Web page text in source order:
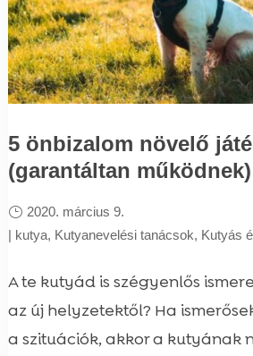
5 önbizalom növelő
(garantáltan működnek)
2020. március 9.
| kutya, Kutyanevelési tanácsok, Kutyás
A te kutyád is szégyenlős
az új helyzetektől? Ha
a szituációk, akkor a kutyának